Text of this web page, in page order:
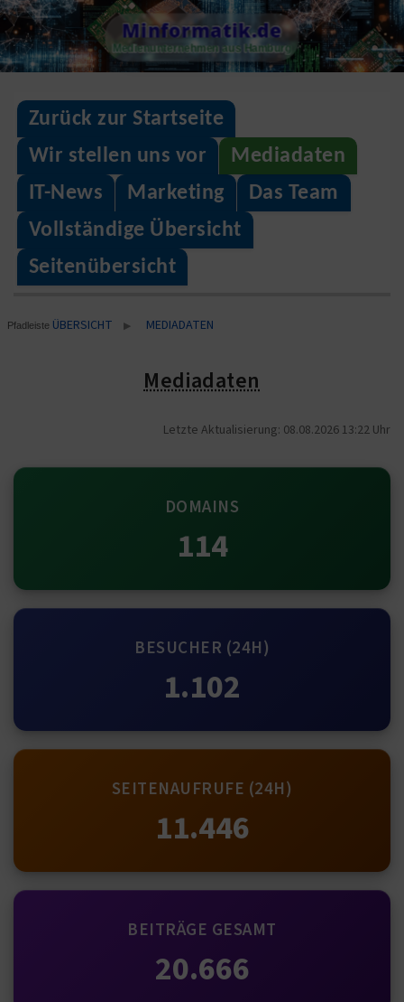
Skip
to
content
Minformatik.de
Medienunternehmen aus Hamburg
Zurück zur Startseite
Wir stellen uns vor
Mediadaten
IT-News
Marketing
Das Team
Vollständige Übersicht
Seitenübersicht
Pfadleiste ÜBERSICHT ▶ MEDIADATEN
Mediadaten
Letzte Aktualisierung: 08.08.2026 13:22 Uhr
DOMAINS
114
BESUCHER (24H)
1.102
SEITENAUFRUFE (24H)
11.446
BEITRÄGE GESAMT
20.666